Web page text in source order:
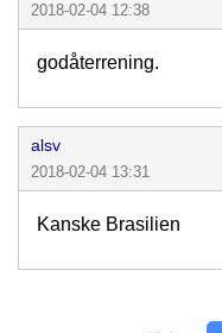
2018-02-04 12:38
godåterrening.
alsv
2018-02-04 13:31
Kanske Brasilien